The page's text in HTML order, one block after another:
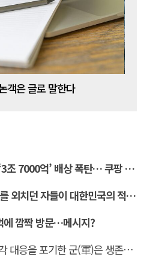
객은 글로 말한다
과징금 6000억 이어 ‘3조 7000억’ 배상 폭탄… 쿠팡 때리기에 한미 통상 ‘초비상’
[김태산 칼럼] 민주화를 외치던 자들이 대한민국의 적이고 간첩이었다
에 깜짝 방문…메시지?
[박필규 안보칼럼] 즉각 대응을 포기한 군(軍)은 생존할 수 없다